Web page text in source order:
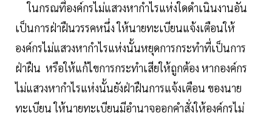
ในกรณที่องค์กรไม่แสวงหากำไรแห่งใดดำเนินงานอัน
เป็นการฝ่าฝืนวรรคหนึ่ง ให้นายทะเบียนแจ้งเตือนให้
องค์กรไม่แสวงหากำไรแห่งนั้นหยุดการกระทำที่เป็นการ
ฝ่าฝืน หรือให้แก้ไขการกระทำเสียให้ถูกต้อง หากองค์กร
ไม่แสวงหากำไรแห่งนั้นยังฝ่าฝืนการแจ้งเตือน ของนาย
ทะเบียน ให้นายทะเบียนมีอำนาจออกคำสั่งให้องค์กรไม่